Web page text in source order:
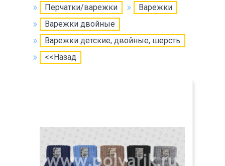
Перчатки/варежки
Варежки
Варежки двойные
Варежки детские, двойные, шерсть
<<Назад